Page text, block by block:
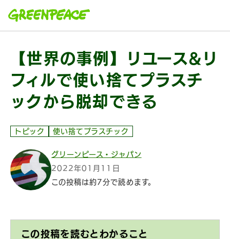
【世界の事例】リユース&リ
フィルで使い捨てプラスチ
ックから脱却できる
トピック 使い捨てプラスチック
グリーンピース・ジャパン
2022年01月11日
この投稿は約7分で読めます。
この投稿を読むとわかること